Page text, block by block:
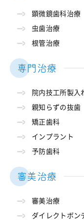
顕微鏡歯科治療
虫歯治療
根管治療
専門治療
院内技工所製入
親知らずの抜歯
矯正歯科
インプラント
予防歯科
審美治療
審美治療
ダイレクトボン